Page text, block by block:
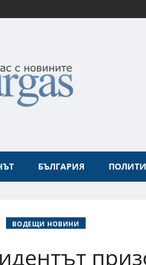
БЪЛГАРИЯ
ВОДЕЩИ НОВИНИ